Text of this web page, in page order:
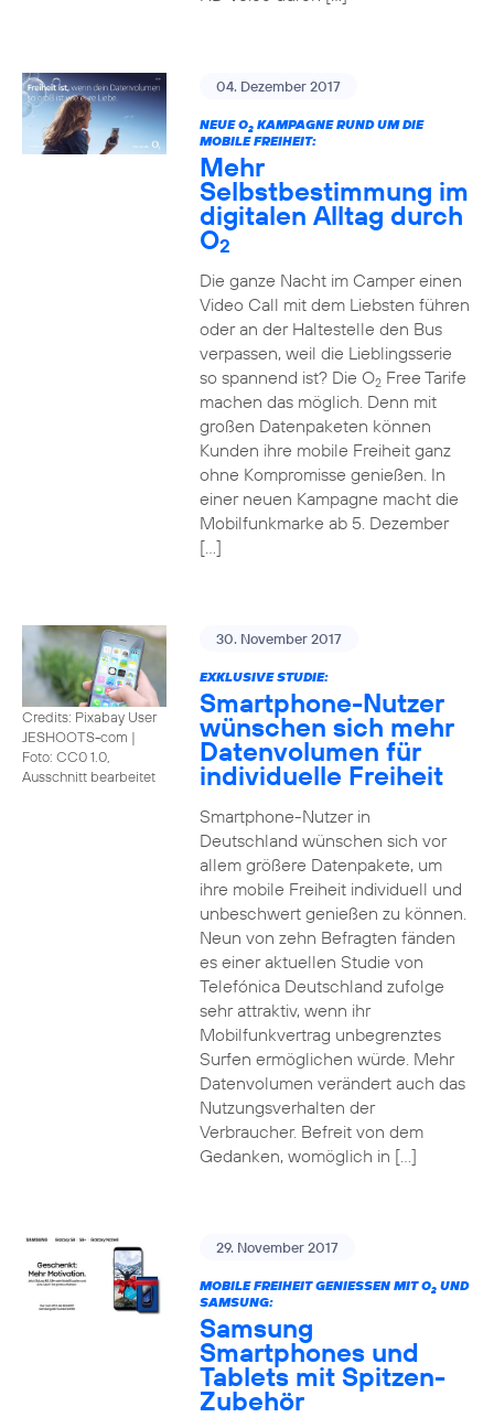
04. Dezember 2017
NEUE O2KAMPAGNE RUND UM DIE
MOBILE FREIHEIT:
Mehr
Selbstbestimmung im
digitalen Alltag durch
O2
Die ganze Nacht im Camper einen
Video Call mit dem Liebsten führen
oder an der Haltestelle den Bus
verpassen, weil die Lieblingsserie
so spannend ist? Die O2Free Tarife
machen das möglich. Denn mit
großen Datenpaketen können
Kunden ihre mobile Freiheit ganz
ohne Kompromisse genießen. In
einer neuen Kampagne macht die
Mobilfunkmarke ab 5. Dezember
[…]
Credits: Pixabay User
JESHOOTS-com |
Foto: CC0 1.0,
Ausschnitt bearbeitet
30. November 2017
EXKLUSIVE STUDIE:
Smartphone-Nutzer
wünschen sich mehr
Datenvolumen für
individuelle Freiheit
Smartphone-Nutzer in
Deutschland wünschen sich vor
allem größere Datenpakete, um
ihre mobile Freiheit individuell und
unbeschwert genießen zu können.
Neun von zehn Befragten fänden
es einer aktuellen Studie von
Telefónica Deutschland zufolge
sehr attraktiv, wenn ihr
Mobilfunkvertrag unbegrenztes
Surfen ermöglichen würde. Mehr
Datenvolumen verändert auch das
Nutzungsverhalten der
Verbraucher. Befreit von dem
Gedanken, womöglich in […]
29. November 2017
MOBILE FREIHEIT GENIESSEN MIT O 2UND
SAMSUNG:
Samsung
Smartphones und
Tablets mit Spitzen-
Zubehör